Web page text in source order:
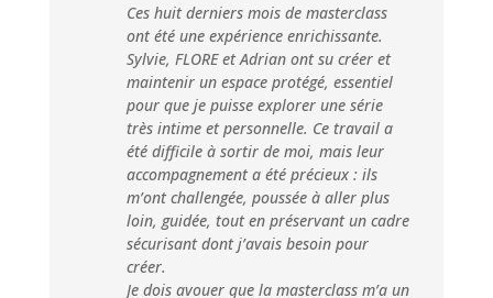
Ces huit derniers mois de masterclass
ont été une expérience enrichissante.
Sylvie, FLORE et Adrian ont su créer et
maintenir un espace protégé, essentiel
pour que je puisse explorer une série
très intime et personnelle. Ce travail a
été difficile à sortir de moi, mais leur
accompagnement a été précieux : ils
m’ont challengée, poussée à aller plus
loin, guidée, tout en préservant un cadre
sécurisant dont j’avais besoin pour
créer.
Je dois avouer que la masterclass m’a un